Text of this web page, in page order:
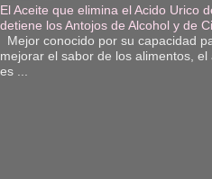
El Aceite que elimina el Acido Urico
detiene los Antojos de Alcohol y de
Mejor conocido por su capacidad
mejorar el sabor de los alimentos,
es ...